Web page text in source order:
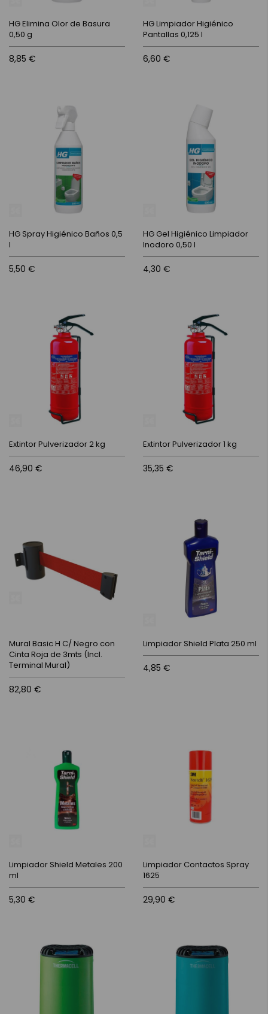
HG Elimina Olor de Basura
0,50 g
8,85 €
HG Limpiador Higiénico
Pantallas 0,125 l
6,60 €
HG Spray Higiénico Baños 0,5
l
5,50 €
HG Gel Higiénico Limpiador
Inodoro 0,50 l
4,30 €
Extintor Pulverizador 2 kg
46,90 €
Extintor Pulverizador 1 kg
35,35 €
Mural Basic H C/ Negro con
Cinta Roja de 3mts (Incl.
Terminal Mural)
82,80 €
Limpiador Shield Plata 250 ml
4,85 €
Limpiador Shield Metales 200
ml
5,30 €
Limpiador Contactos Spray
1625
29,90 €